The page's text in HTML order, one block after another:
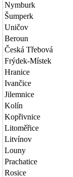
Nymburk
Šumperk
Uničov
Beroun
Česká Třebová
Frýdek-Místek
Hranice
Ivančice
Jilemnice
Kolín
Kopřivnice
Litoměřice
Litvínov
Louny
Prachatice
Rosice